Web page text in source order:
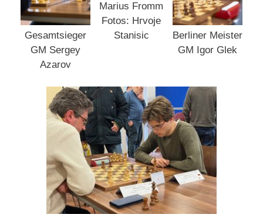
Gesamtsieger
GM Sergey
Azarov
Marius Fromm
Fotos: Hrvoje
Stanisic
Berliner Meister
GM Igor Glek